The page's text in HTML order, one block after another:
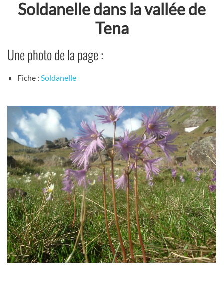
Soldanelle dans la vallée de
Tena
Une photo de la page :
Fiche : Soldanelle